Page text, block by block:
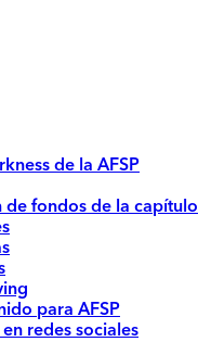
de la AFSP
de fondos de la capítulo
para AFSP
redes sociales